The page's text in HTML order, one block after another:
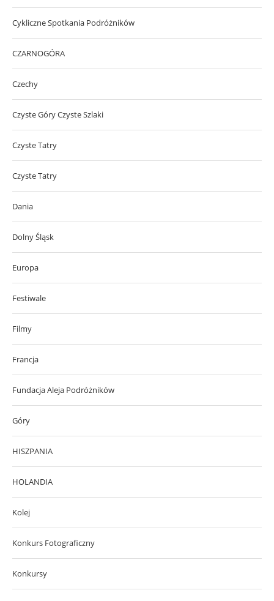
Cykliczne Spotkania Podróżników
CZARNOGÓRA
Czechy
Czyste Góry Czyste Szlaki
Czyste Tatry
Czyste Tatry
Dania
Dolny Śląsk
Europa
Festiwale
Filmy
Francja
Fundacja Aleja Podróżników
Góry
HISZPANIA
HOLANDIA
Kolej
Konkurs Fotograficzny
Konkursy